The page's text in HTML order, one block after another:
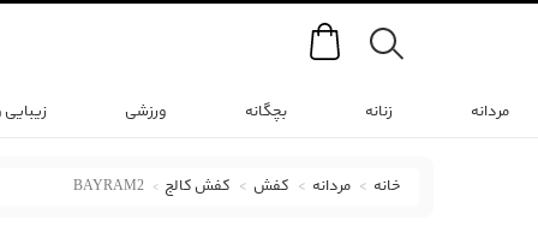
Search
مردانه زنانه بچگانه ورزشی
خانه مردانه کفش کفش کالج BAYRAM2